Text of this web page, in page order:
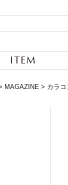
ITEM
MAGAZINE > カラ